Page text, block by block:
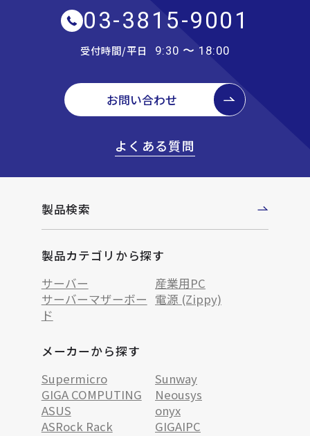
03-3815-9001
受付時間/平日 9:30 〜 18:00
お問い合わせ
よくある質問
製品検索
製品カテゴリから探す
サーバー
産業用PC
サーバーマザーボー
ド
電源 (Zippy)
メーカーから探す
Supermicro
Sunway
GIGA COMPUTING
Neousys
ASUS
onyx
ASRock Rack
GIGAIPC